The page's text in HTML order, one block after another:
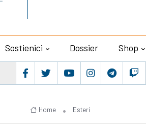
Sostienici Dossier Shop
Home Esteri